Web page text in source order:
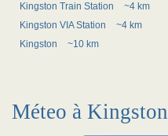
Kingston Train Station
~4 km
Kingston VIA Station
~4 km
Kingston
~10 km
Méteo à Kingston